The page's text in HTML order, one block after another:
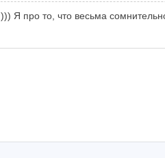
Я про то, что весьма